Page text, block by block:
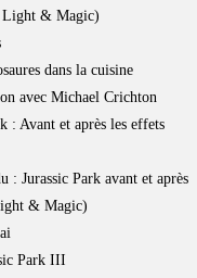
Light & Magic)
dans la cuisine
avec Michael Crichton
: Avant et après les effets
Jurassic Park avant et après
& Magic)
Park III